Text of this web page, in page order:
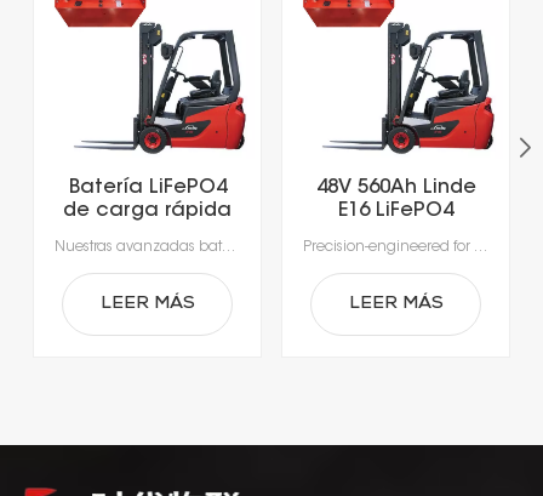
Batería LiFePO4
de carga rápida
ciclos de vida
para carretillas
elevadoras
Nuestras avanzadas baterías de iones de litio, diseñadas específicamente para las exigencias de la manipulación moderna de materiales.Experimente una productividad sin precedentes con una carga rápida que tarda tan solo 1-2 horas, lo que permite cargar la batería durante los descansos y elimina los largos tiempos de inactividad por cambio de batería.Gracias a los sistemas de gestión de baterías (BMS) integrados, que garantizan una seguridad, un rendimiento y una durabilidad óptimos, obtendrá una alimentación fiable, más inteligente y segura.
LEER MÁS
48V 560Ah Linde
E16 LiFePO4
Battery
Precision-engineered for the rigorous demands of modern material handling, our advanced lithium-ion batteries deliver unmatched efficiency. Intelligent power management enables rapid, opportunity charging in as little as 1–2 hours, ensuring your fleet stays productive around the clock. Integrated Battery Management Systems (BMS) provide real-time monitoring for enhanced safety, optimal performance, and extended battery life—making power delivery smarter, safer, and more reliable.
LEER MÁS